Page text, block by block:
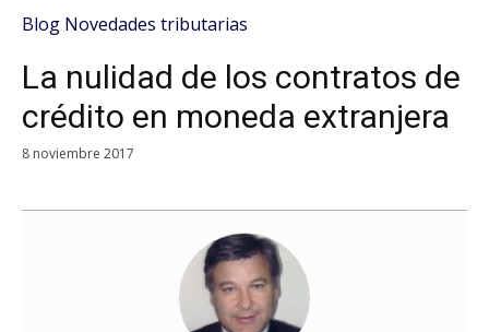
Blog Novedades tributarias
La nulidad de los contratos de
crédito en moneda extranjera
8 noviembre 2017